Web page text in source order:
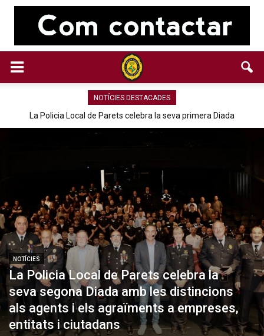
NOTÍCIES DESTACADES
La Policia Local de Parets celebra la seva primera Diada
NOTÍCIES
La Policia Local de Parets celebra la
seva segona Diada amb les distincions
als agents i els agraïments a empreses,
entitats i ciutadans